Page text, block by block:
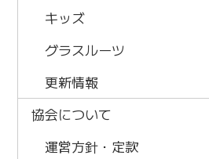
キッズ
グラスルーツ
更新情報
協会について
運営方針・定款